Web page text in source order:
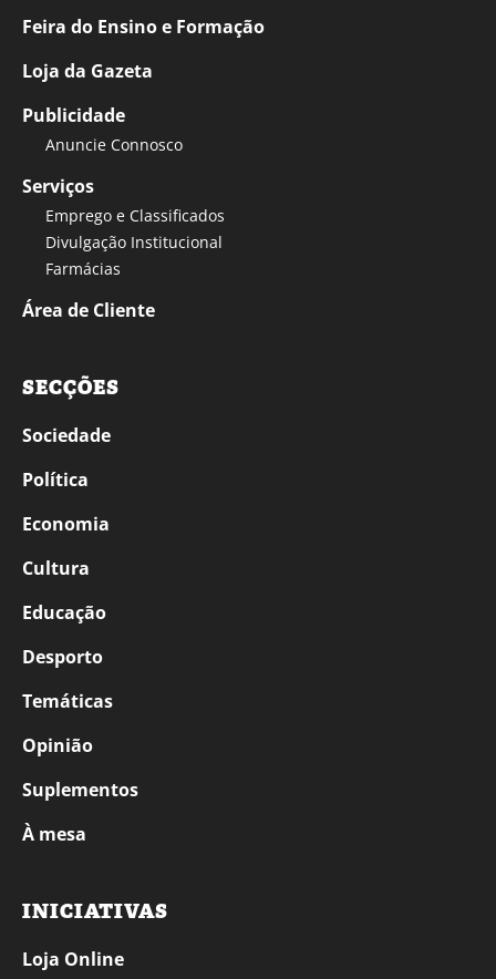
Feira do Ensino e Formação
Loja da Gazeta
Publicidade
Anuncie Connosco
Serviços
Emprego e Classificados
Divulgação Institucional
Farmácias
Área de Cliente
SECÇÕES
Sociedade
Política
Economia
Cultura
Educação
Desporto
Temáticas
Opinião
Suplementos
À mesa
INICIATIVAS
Loja Online